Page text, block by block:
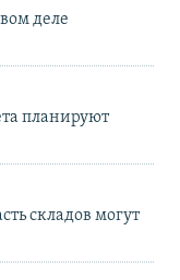
деле
планируют
складов могут